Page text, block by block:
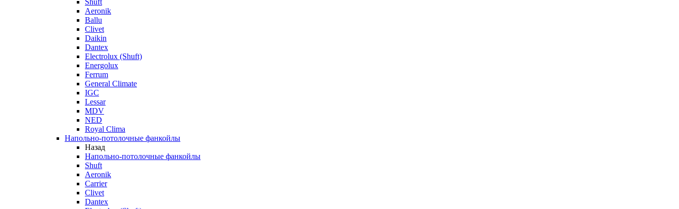
Shuft
Aeronik
Ballu
Clivet
Daikin
Dantex
Electrolux (Shuft)
Energolux
Ferrum
General Climate
IGC
Lessar
MDV
NED
Royal Clima
Напольно-потолочные фанкойлы
Назад
Напольно-потолочные фанкойлы
Shuft
Aeronik
Carrier
Clivet
Dantex